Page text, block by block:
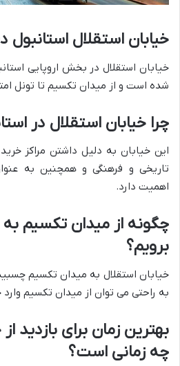
خیابان استقلال
خیابان استقلال در بخش اروپایی
شده است و از میدان تکسیم تا تونل
چرا خیابان استقلال در
این خیابان به دلیل داشتن مراکز
تاریخی و فرهنگی و همچنین به
اهمیت دارد.
چگونه از میدان تکسیم به
برویم؟
خیابان استقلال به میدان تکسیم
به راحتی می توان از میدان تکسیم
بهترین زمان برای بازدید
چه زمانی است؟